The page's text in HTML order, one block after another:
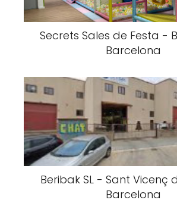
Secrets Sales de Festa -
Barcelona
Beribak SL - Sant Vicenç
Barcelona